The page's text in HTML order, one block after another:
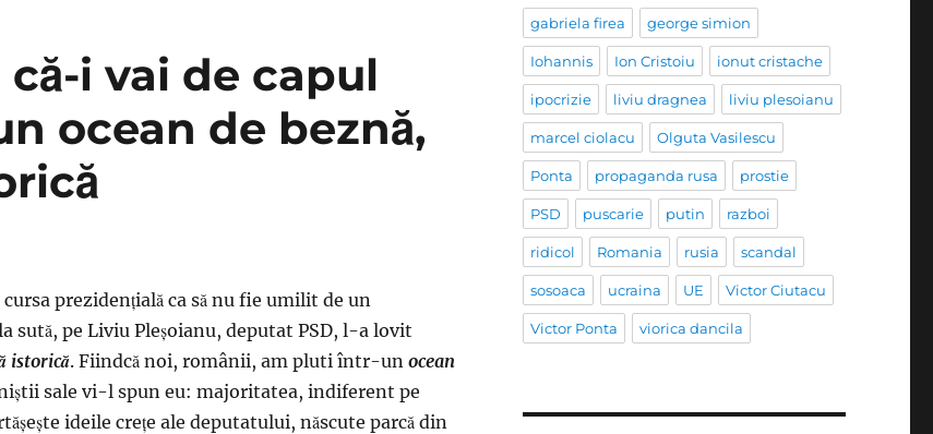
i vai de capul
ocean de beznă,
prezidenţială ca să nu fie umilit de un
sută, pe Liviu Pleşoianu, deputat PSD, l-a lovit
istorică. Fiindcă noi, românii, am pluti într-un ocean
sale vi-l spun eu: majoritatea, indiferent pe
ideile creţe ale deputatului, născute parcă din
gabriela firea george simion
Iohannis Ion Cristoiu ionut cristache
ipocrizie liviu dragnea liviu plesoianu
marcel ciolacu Olguta Vasilescu
Ponta propaganda rusa prostie
PSD puscarie putin razboi
ridicol Romania rusia scandal
sosoaca ucraina UE Victor Ciutacu
Victor Ponta viorica dancila